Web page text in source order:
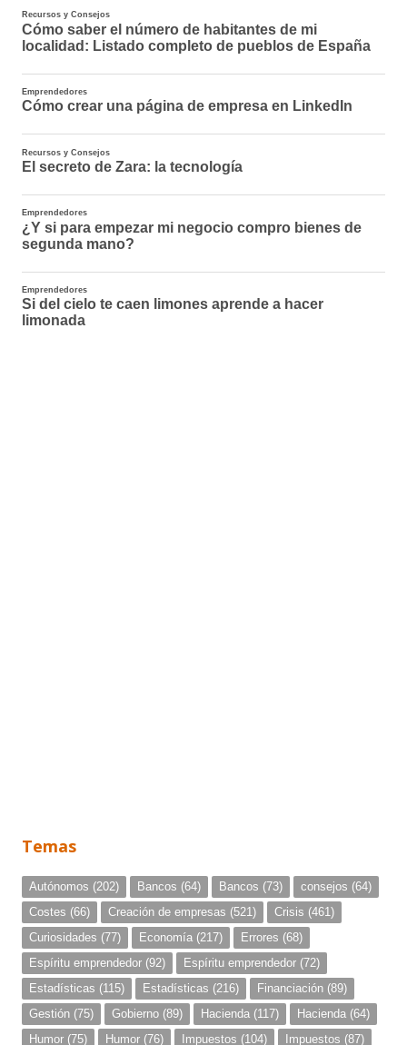
Temas
Autónomos (202) Bancos (64) Bancos (73) consejos (64)
Costes (66) Creación de empresas (521) Crisis (461)
Curiosidades (77) Economía (217) Errores (68)
Espíritu emprendedor (92) Espíritu emprendedor (72)
Estadísticas (115) Estadísticas (216) Financiación (89)
Gestión (75) Gobierno (89) Hacienda (117) Hacienda (64)
Humor (75) Humor (76) Impuestos (104) Impuestos (87)